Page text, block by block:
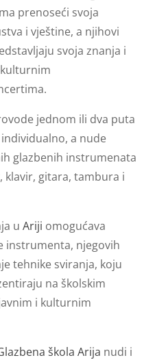
prenoseći svoja
i vještine, a njihovi
svoja znanja i
jednom ili dva puta
a nude
glazbenih instrumenata
klavir, gitara, tambura i
u Ariji omogućava
instrumenta, njegovih
tehnike sviranja, koju
na školskim
i kulturnim
škola Arija nudi i